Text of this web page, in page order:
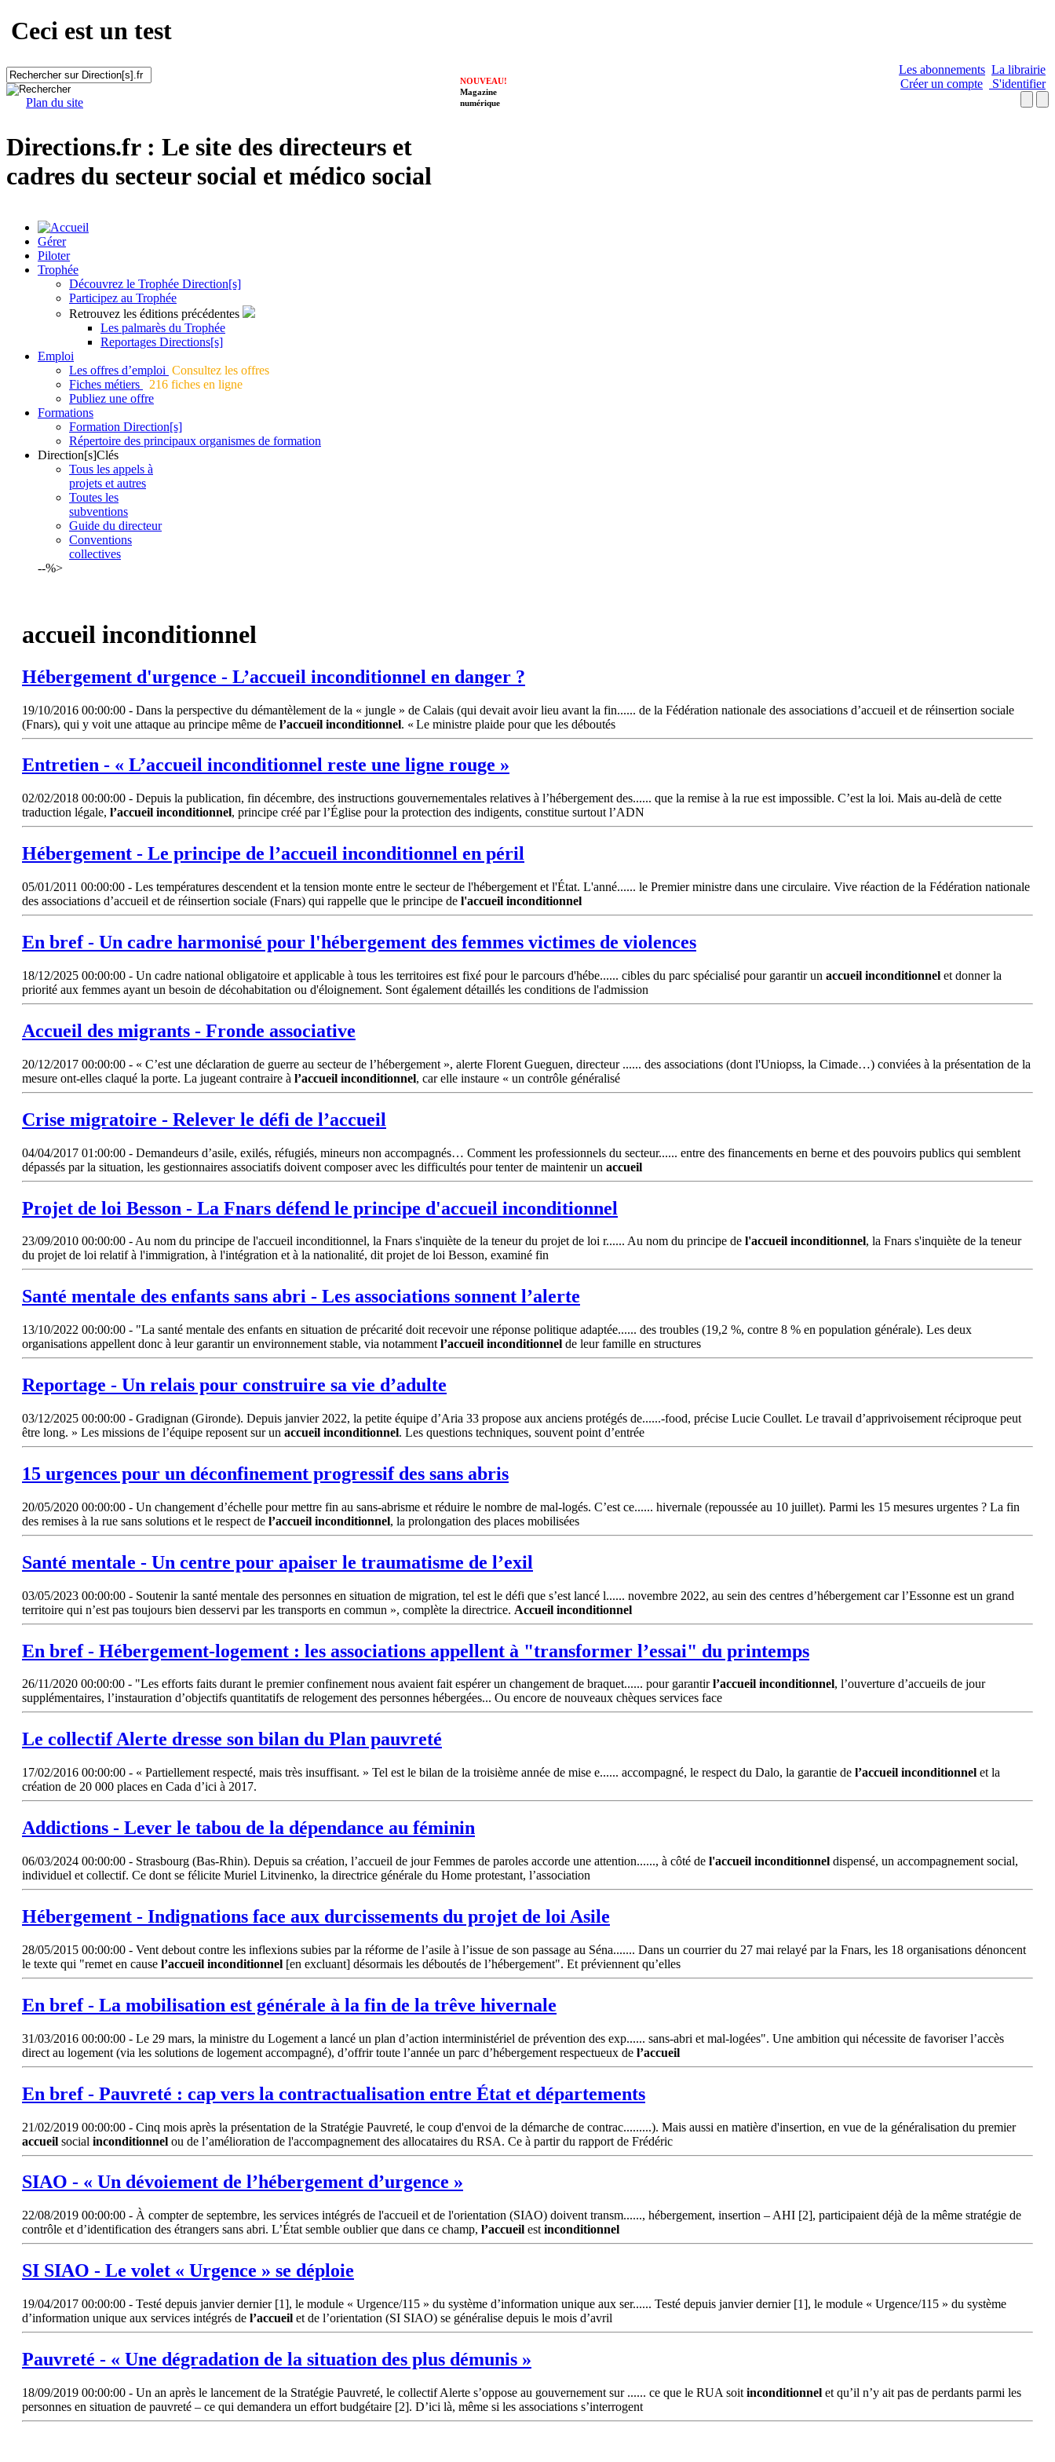
Ceci est un test
Plan du site
Les abonnements La librairie
Créer un compte
S'identifier
NOUVEAU!
Magazine
numérique
Directions.fr : Le site des directeurs et
cadres du secteur social et médico social
Gérer
Piloter
Trophée
Découvrez le Trophée Direction[s]
Participez au Trophée
Retrouvez les éditions précédentes
Les palmarès du Trophée
Reportages Directions[s]
Emploi
Les offres d’emploi Consultez les offres
Fiches métiers
216 fiches en ligne
Publiez une offre
Formations
Formation Direction[s]
Répertoire des principaux organismes de formation
Direction[s]Clés
Tous les appels à
projets et autres
Toutes les
subventions
Guide du directeur
Conventions
collectives
--%>
accueil inconditionnel
Hébergement d'urgence - L’accueil inconditionnel en danger ?
19/10/2016 00:00:00 - Dans la perspective du démantèlement de la « jungle » de Calais (qui devait avoir lieu avant la fin...... de la Fédération nationale des associations d’accueil et de réinsertion sociale
(Fnars), qui y voit une attaque au principe même de l’accueil inconditionnel. « Le ministre plaide pour que les déboutés
Entretien - « L’accueil inconditionnel reste une ligne rouge »
02/02/2018 00:00:00 - Depuis la publication, fin décembre, des instructions gouvernementales relatives à l’hébergement des...... que la remise à la rue est impossible. C’est la loi. Mais au-delà de cette
traduction légale, l’accueil inconditionnel, principe créé par l’Église pour la protection des indigents, constitue surtout l’ADN
Hébergement - Le principe de l’accueil inconditionnel en péril
05/01/2011 00:00:00 - Les températures descendent et la tension monte entre le secteur de l'hébergement et l'État. L'anné...... le Premier ministre dans une circulaire. Vive réaction de la Fédération nationale
des associations d’accueil et de réinsertion sociale (Fnars) qui rappelle que le principe de l'accueil inconditionnel
En bref - Un cadre harmonisé pour l'hébergement des femmes victimes de violences
18/12/2025 00:00:00 - Un cadre national obligatoire et applicable à tous les territoires est fixé pour le parcours d'hébe...... cibles du parc spécialisé pour garantir un accueil inconditionnel et donner la
priorité aux femmes ayant un besoin de décohabitation ou d'éloignement. Sont également détaillés les conditions de l'admission
Accueil des migrants - Fronde associative
20/12/2017 00:00:00 - « C’est une déclaration de guerre au secteur de l’hébergement », alerte Florent Gueguen, directeur ...... des associations (dont l'Uniopss, la Cimade…) conviées à la présentation de la
mesure ont-elles claqué la porte. La jugeant contraire à l’accueil inconditionnel, car elle instaure « un contrôle généralisé
Crise migratoire - Relever le défi de l’accueil
04/04/2017 01:00:00 - Demandeurs d’asile, exilés, réfugiés, mineurs non accompagnés… Comment les professionnels du secteur...... entre des financements en berne et des pouvoirs publics qui semblent
dépassés par la situation, les gestionnaires associatifs doivent composer avec les difficultés pour tenter de maintenir un accueil
Projet de loi Besson - La Fnars défend le principe d'accueil inconditionnel
23/09/2010 00:00:00 - Au nom du principe de l'accueil inconditionnel, la Fnars s'inquiète de la teneur du projet de loi r...... Au nom du principe de l'accueil inconditionnel, la Fnars s'inquiète de la teneur
du projet de loi relatif à l'immigration, à l'intégration et à la nationalité, dit projet de loi Besson, examiné fin
Santé mentale des enfants sans abri - Les associations sonnent l’alerte
13/10/2022 00:00:00 - "La santé mentale des enfants en situation de précarité doit recevoir une réponse politique adaptée...... des troubles (19,2 %, contre 8 % en population générale). Les deux
organisations appellent donc à leur garantir un environnement stable, via notamment l’accueil inconditionnel de leur famille en structures
Reportage - Un relais pour construire sa vie d’adulte
03/12/2025 00:00:00 - Gradignan (Gironde). Depuis janvier 2022, la petite équipe d’Aria 33 propose aux anciens protégés de......-food, précise Lucie Coullet. Le travail d’apprivoisement réciproque peut
être long. » Les missions de l’équipe reposent sur un accueil inconditionnel. Les questions techniques, souvent point d’entrée
15 urgences pour un déconfinement progressif des sans abris
20/05/2020 00:00:00 - Un changement d’échelle pour mettre fin au sans-abrisme et réduire le nombre de mal-logés. C’est ce...... hivernale (repoussée au 10 juillet). Parmi les 15 mesures urgentes ? La fin
des remises à la rue sans solutions et le respect de l’accueil inconditionnel, la prolongation des places mobilisées
Santé mentale - Un centre pour apaiser le traumatisme de l’exil
03/05/2023 00:00:00 - Soutenir la santé mentale des personnes en situation de migration, tel est le défi que s’est lancé l...... novembre 2022, au sein des centres d’hébergement car l’Essonne est un grand
territoire qui n’est pas toujours bien desservi par les transports en commun », complète la directrice. Accueil inconditionnel
En bref - Hébergement-logement : les associations appellent à "transformer l’essai" du printemps
26/11/2020 00:00:00 - "Les efforts faits durant le premier confinement nous avaient fait espérer un changement de braquet...... pour garantirl’accueil inconditionnel, l’ouverture d’accueils de jour
supplémentaires, l’instauration d’objectifs quantitatifs de relogement des personnes hébergées... Ou encore de nouveaux chèques services face
Le collectif Alerte dresse son bilan du Plan pauvreté
17/02/2016 00:00:00 - « Partiellement respecté, mais très insuffisant. » Tel est le bilan de la troisième année de mise e...... accompagné, le respect du Dalo, la garantie de l’accueil inconditionnel et la
création de 20 000 places en Cada d’ici à 2017.
Addictions - Lever le tabou de la dépendance au féminin
06/03/2024 00:00:00 - Strasbourg (Bas-Rhin). Depuis sa création, l’accueil de jour Femmes de paroles accorde une attention......, à côté de l'accueil inconditionnel dispensé, un accompagnement social,
individuel et collectif. Ce dont se félicite Muriel Litvinenko, la directrice générale du Home protestant, l’association
Hébergement - Indignations face aux durcissements du projet de loi Asile
28/05/2015 00:00:00 - Vent debout contre les inflexions subies par la réforme de l’asile à l’issue de son passage au Séna....... Dans un courrier du 27 mai relayé par la Fnars, les 18 organisations dénoncent
le texte qui "remet en cause l’accueil inconditionnel [en excluant] désormais les déboutés de l’hébergement". Et préviennent qu’elles
En bref - La mobilisation est générale à la fin de la trêve hivernale
31/03/2016 00:00:00 - Le 29 mars, la ministre du Logement a lancé un plan d’action interministériel de prévention des exp...... sans-abri et mal-logées". Une ambition qui nécessite de favoriser l’accès
direct au logement (via les solutions de logement accompagné), d’offrir toute l’année un parc d’hébergement respectueux de l’accueil
En bref - Pauvreté : cap vers la contractualisation entre État et départements
21/02/2019 00:00:00 - Cinq mois après la présentation de la Stratégie Pauvreté, le coup d'envoi de la démarche de contrac.........). Mais aussi en matière d'insertion, en vue de la généralisation du premier
accueil social inconditionnel ou de l’amélioration de l'accompagnement des allocataires du RSA. Ce à partir du rapport de Frédéric
SIAO - « Un dévoiement de l’hébergement d’urgence »
22/08/2019 00:00:00 - À compter de septembre, les services intégrés de l'accueil et de l'orientation (SIAO) doivent transm......, hébergement, insertion – AHI [2], participaient déjà de la même stratégie de
contrôle et d’identification des étrangers sans abri. L’État semble oublier que dans ce champ, l’accueil est inconditionnel
SI SIAO - Le volet « Urgence » se déploie
19/04/2017 00:00:00 - Testé depuis janvier dernier [1], le module « Urgence/115 » du système d’information unique aux ser...... Testé depuis janvier dernier [1], le module « Urgence/115 » du système
d’information unique aux services intégrés de l’accueil et de l’orientation (SI SIAO) se généralise depuis le mois d’avril
Pauvreté - « Une dégradation de la situation des plus démunis »
18/09/2019 00:00:00 - Un an après le lancement de la Stratégie Pauvreté, le collectif Alerte s’oppose au gouvernement sur ...... ce que le RUA soit inconditionnel et qu’il n’y ait pas de perdants parmi les
personnes en situation de pauvreté – ce qui demandera un effort budgétaire [2]. D’ici là, même si les associations s’interrogent